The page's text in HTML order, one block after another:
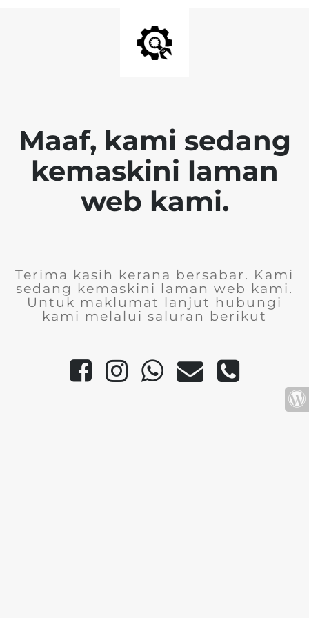
Maaf, kami sedang
kemaskini laman
web kami.
Terima kasih kerana bersabar. Kami
sedang kemaskini laman web kami.
Untuk maklumat lanjut hubungi
kami melalui saluran berikut